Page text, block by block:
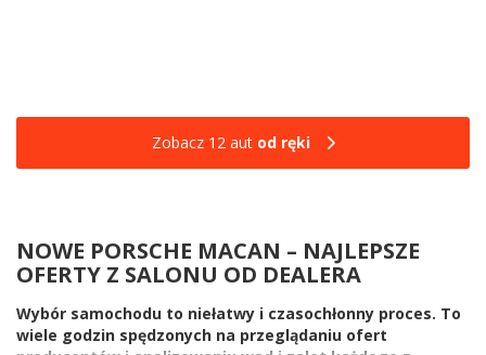
Zobacz 12 aut od ręki
NOWE PORSCHE MACAN – NAJLEPSZE
OFERTY Z SALONU OD DEALERA
Wybór samochodu to niełatwy i czasochłonny proces. To
wiele godzin spędzonych na przeglądaniu ofert